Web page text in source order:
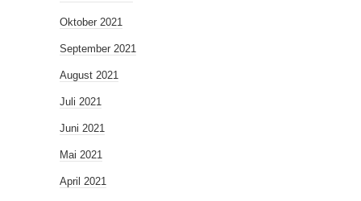
Oktober 2021
September 2021
August 2021
Juli 2021
Juni 2021
Mai 2021
April 2021